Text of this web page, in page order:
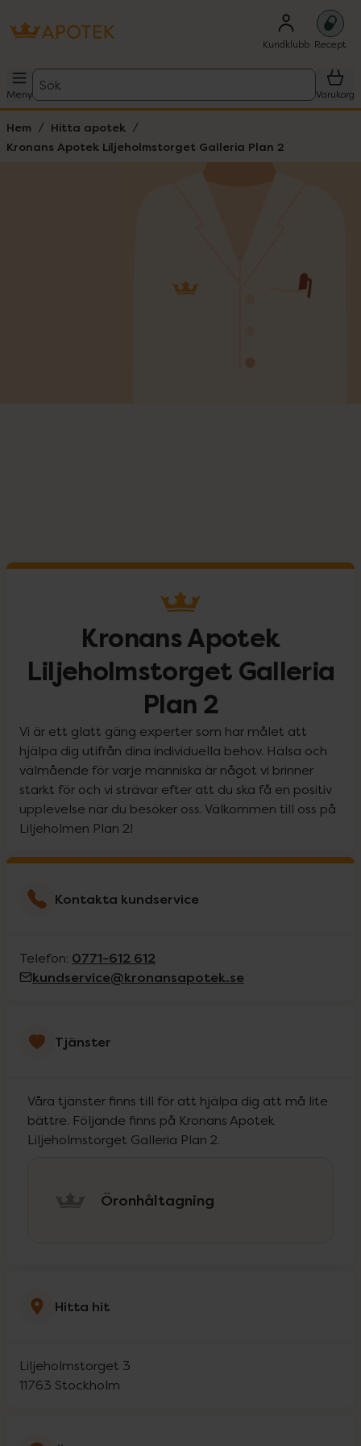
Kundklubb Recept
Meny
Sök
Varukorg
Hem
Hitta apotek
Kronans Apotek Liljeholmstorget Galleria Plan 2
Kronans Apotek
Liljeholmstorget Galleria
Plan 2
Vi är ett glatt gäng experter som har målet att
hjälpa dig utifrån dina individuella behov. Hälsa och
välmående för varje människa är något vi brinner
starkt för och vi strävar efter att du ska få en positiv
upplevelse när du besöker oss. Välkommen till oss på
Liljeholmen Plan 2!
Kontakta kundservice
Telefon: 0771-612 612
kundservice@kronansapotek.se
Tjänster
Våra tjänster finns till för att hjälpa dig att må lite
bättre. Följande finns på Kronans Apotek
Liljeholmstorget Galleria Plan 2.
Öronhåltagning
Hitta hit
Liljeholmstorget 3
11763 Stockholm